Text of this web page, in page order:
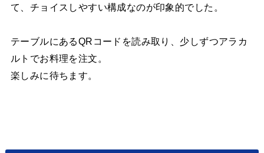
て、チョイスしやすい構成なのが印象的でした。
テーブルにあるQRコードを読み取り、少しずつアラカ
ルトでお料理を注文。
楽しみに待ちます。